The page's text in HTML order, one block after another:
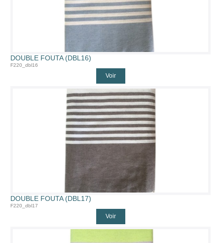
DOUBLE FOUTA (DBL16)
F220_dbl16
Voir
DOUBLE FOUTA (DBL17)
F220_dbl17
Voir